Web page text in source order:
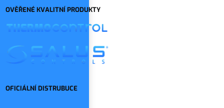
OVĚŘENÉ KVALITNÍ PRODUKTY
OFICIÁLNÍ DISTRUBUCE